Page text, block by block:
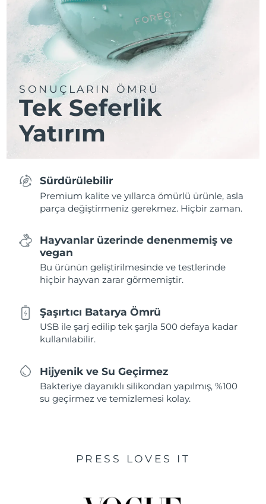
SONUÇLARIN ÖMRÜ
Tek Seferlik
Yatırım
Sürdürülebilir
Premium kalite ve yıllarca ömürlü ürünle, asla
parça değiştirmeniz gerekmez. Hiçbir zaman.
Hayvanlar üzerinde denenmemiş ve
vegan
Bu ürünün geliştirilmesinde ve testlerinde
hiçbir hayvan zarar görmemiştir.
Şaşırtıcı Batarya Ömrü
USB ile şarj edilip tek şarjla 500 defaya kadar
kullanılabilir.
Hijyenik ve Su Geçirmez
Bakteriye dayanıklı silikondan yapılmış, %100
su geçirmez ve temizlemesi kolay.
PRESS LOVES IT